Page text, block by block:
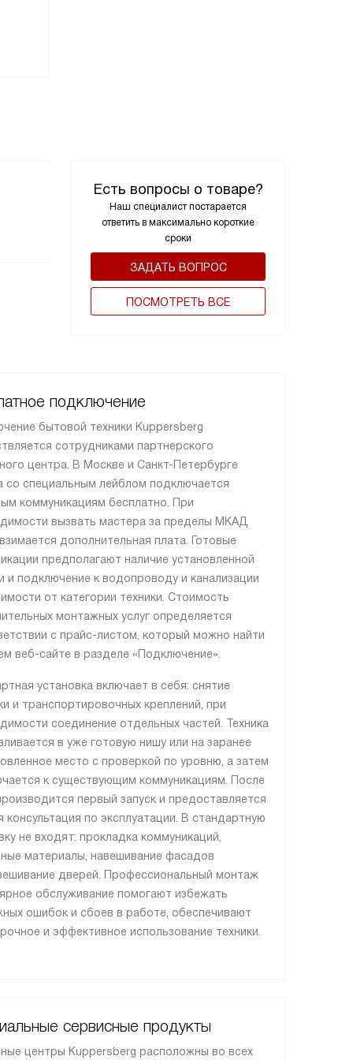
Есть вопросы о товаре?
Наш специалист постарается
ответить в максимально короткие
сроки
ЗАДАТЬ ВОПРОС
ПОCМОТРЕТЬ ВСЕ
подключение
бытовой техники Kuppersberg
сотрудниками партнерского
центра. В Москве и Санкт-Петербурге
со специальным лейблом подключается
коммуникациям бесплатно. При
вызвать мастера за пределы МКАД
дополнительная плата. Готовые
предполагают наличие установленной
и подключение к водопроводу и канализации
от категории техники. Стоимость
монтажных услуг определяется
с прайс-листом, который можно найти
веб-сайте в разделе «Подключение».
установка включает в себя: снятие
и транспортировочных креплений, при
соединение отдельных частей. Техника
в уже готовую нишу или на заранее
место с проверкой по уровню, а затем
к существующим коммуникациям. После
первый запуск и предоставляется
консультация по эксплуатации. В стандартную
не входят: прокладка коммуникаций,
материалы, навешивание фасадов
дверей. Профессиональный монтаж
обслуживание помогают избежать
ошибок и сбоев в работе, обеспечивают
и эффективное использование техники.
сервисные продукты
центры Kuppersberg расположны во всех